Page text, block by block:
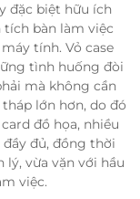
đặc biệt hữu ích
bàn làm việc
tính. Vỏ case
tình huống đòi
mà không cần
lớn hơn, do đó
đồ họa, nhiều
đủ, đồng thời
vừa vặn với hầu
việc.